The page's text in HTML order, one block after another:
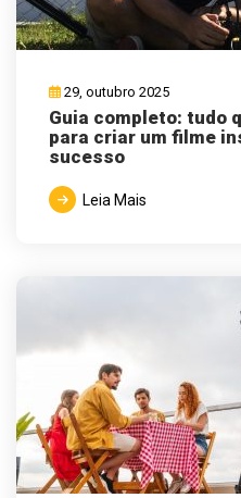
29, outubro 2025
Guia completo: tudo
para criar um filme
sucesso
Leia Mais